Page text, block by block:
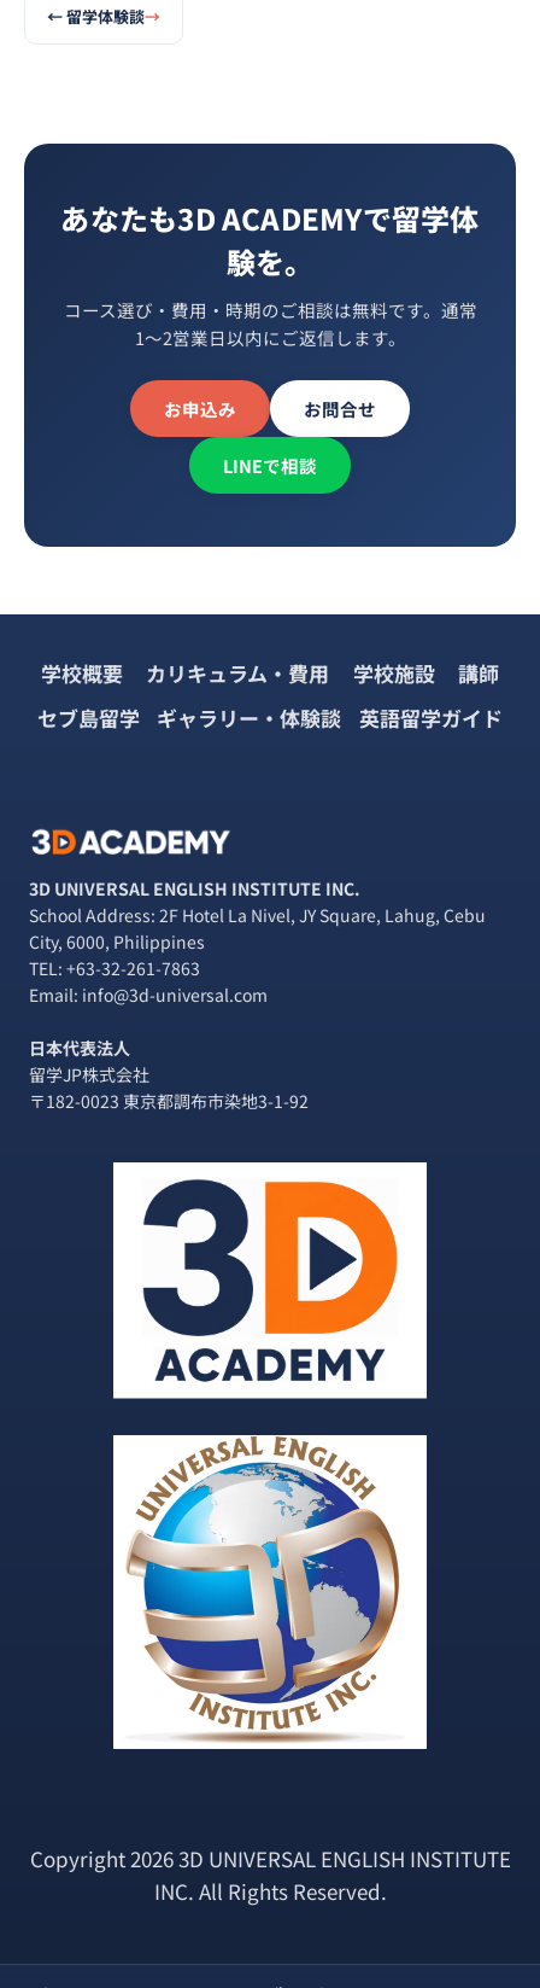
←留学体験談
あなたも3D ACADEMYで留学体
験を。
コース選び・費用・時期のご相談は無料です。通常
1〜2営業日以内にご返信します。
お申込み お問合せ
LINEで相談
学校概要 カリキュラム・費用 学校施設
講師
セブ島留学 ギャラリー・体験談 英語留学ガイド
3D UNIVERSAL ENGLISH INSTITUTE INC.
School Address: 2F Hotel La Nivel, JY Square, Lahug, Cebu
City, 6000, Philippines
TEL: +63-32-261-7863
Email: info@3d-universal.com
日本代表法人
留学JP株式会社
〒182-0023 東京都調布市染地3-1-92
Copyright 2026 3D UNIVERSAL ENGLISH INSTITUTE
INC. All Rights Reserved.